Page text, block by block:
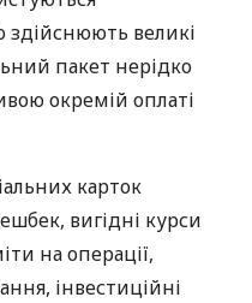
здійснюють великі
пакет нерідко
окремій оплаті
карток
вигідні курси
на операції,
інвестиційні